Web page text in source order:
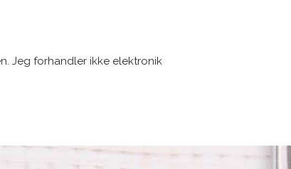
Jeg forhandler ikke elektronik